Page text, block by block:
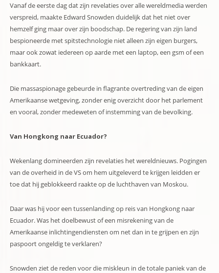
Vanaf de eerste dag dat zijn revelaties over alle wereldmedia werden
verspreid, maakte Edward Snowden duidelijk dat het niet over
hemzelf ging maar over zijn boodschap. De regering van zijn land
bespioneerde met spitstechnologie niet alleen zijn eigen burgers,
maar ook zowat iedereen op aarde met een laptop, een gsm of een
bankkaart.
Die massaspionage gebeurde in flagrante overtreding van de eigen
Amerikaanse wetgeving, zonder enig overzicht door het parlement
en vooral, zonder medeweten of instemming van de bevolking.
Van Hongkong naar Ecuador?
Wekenlang domineerden zijn revelaties het wereldnieuws. Pogingen
van de overheid in de VS om hem uitgeleverd te krijgen leidden er
toe dat hij geblokkeerd raakte op de luchthaven van Moskou.
Daar was hij voor een tussenlanding op reis van Hongkong naar
Ecuador. Was het doelbewust of een misrekening van de
Amerikaanse inlichtingendiensten om net dan in te grijpen en zijn
paspoort ongeldig te verklaren?
Snowden ziet de reden voor die miskleun in de totale paniek van de